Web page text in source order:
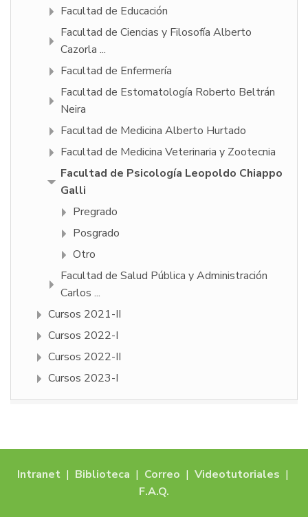
Facultad de Educación
Facultad de Ciencias y Filosofí­a Alberto
Cazorla ...
Facultad de Enfermería
Facultad de Estomatología Roberto Beltrán
Neira
Facultad de Medicina Alberto Hurtado
Facultad de Medicina Veterinaria y Zootecnia
Facultad de Psicologí­a Leopoldo Chiappo
Galli
Pregrado
Posgrado
Otro
Facultad de Salud Pública y Administración
Carlos ...
Cursos 2021-II
Cursos 2022-I
Cursos 2022-II
Cursos 2023-I
Intranet| Biblioteca | Correo | Videotutoriales |
F.A.Q.